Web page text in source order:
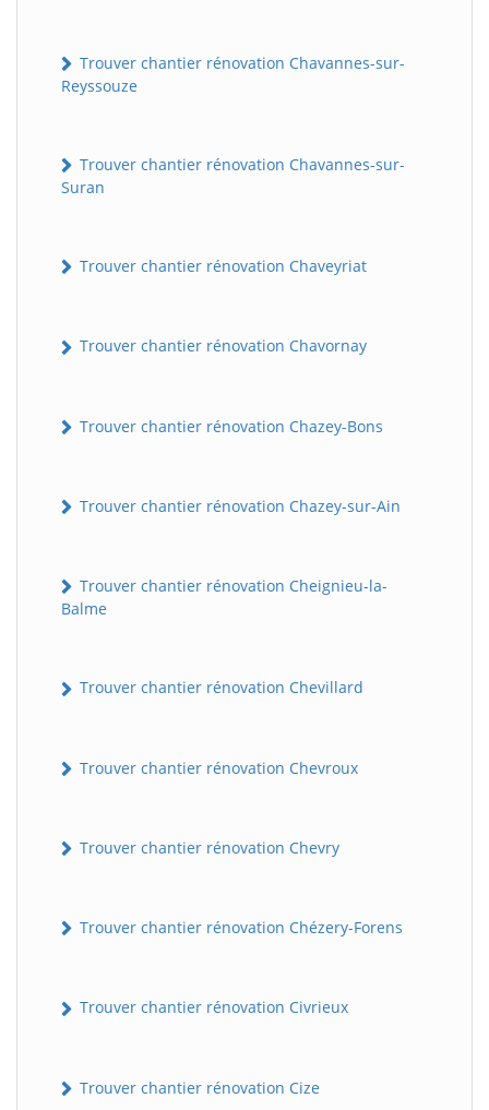
Trouver chantier rénovation Chavannes-sur-
Reyssouze
Trouver chantier rénovation Chavannes-sur-
Suran
Trouver chantier rénovation Chaveyriat
Trouver chantier rénovation Chavornay
Trouver chantier rénovation Chazey-Bons
Trouver chantier rénovation Chazey-sur-Ain
Trouver chantier rénovation Cheignieu-la-
Balme
Trouver chantier rénovation Chevillard
Trouver chantier rénovation Chevroux
Trouver chantier rénovation Chevry
Trouver chantier rénovation Chézery-Forens
Trouver chantier rénovation Civrieux
Trouver chantier rénovation Cize